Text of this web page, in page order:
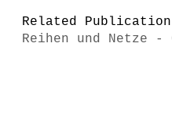
Related
Reihen und Netze -